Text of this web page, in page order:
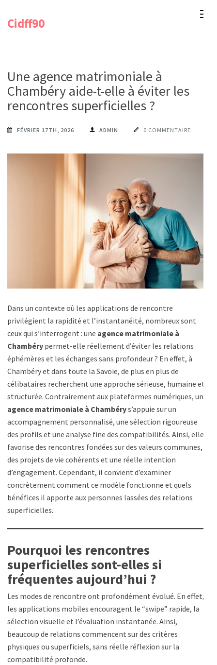
Cidff90
Une agence matrimoniale à
Chambéry aide-t-elle à éviter les
rencontres superficielles ?
FÉVRIER 17TH, 2026 ADMIN 0 COMMENTAIRE
Dans un contexte où les applications de rencontre
privilégient la rapidité et l’instantanéité, nombreux sont
ceux qui s’interrogent : une agence matrimoniale à
Chambéry permet-elle réellement d’éviter les relations
éphémères et les échanges sans profondeur ? En effet, à
Chambéry et dans toute la Savoie, de plus en plus de
célibataires recherchent une approche sérieuse, humaine et
structurée. Contrairement aux plateformes numériques, une
agence matrimoniale à Chambérys’appuie sur un
accompagnement personnalisé, une sélection rigoureuse
des profils et une analyse fine des compatibilités. Ainsi, elle
favorise des rencontres fondées sur des valeurs communes,
des projets de vie cohérents et une réelle intention
d’engagement. Cependant, il convient d’examiner
concrètement comment ce modèle fonctionne et quels
bénéfices il apporte aux personnes lassées des relations
superficielles.
Pourquoi les rencontres
superficielles sont-elles si
fréquentes aujourd’hui ?
Les modes de rencontre ont profondément évolué. En effet,
les applications mobiles encouragent le “swipe” rapide, la
sélection visuelle et l’évaluation instantanée. Ainsi,
beaucoup de relations commencent sur des critères
physiques ou superficiels, sans réelle réflexion sur la
compatibilité profonde.